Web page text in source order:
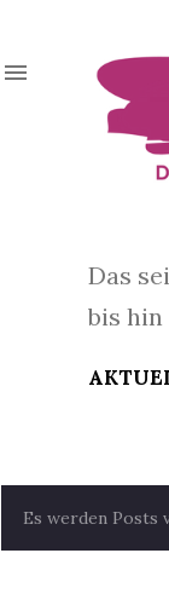
Das
bis hin
PEs werden Posts